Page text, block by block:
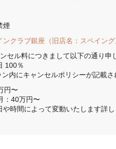
煙
ンクラブ銀座（旧店名：スペイン
セル料につきまして以下の通り申
100％
内にキャンセルポリシーが記載
円〜
：40万円〜
時間によって変動いたします詳